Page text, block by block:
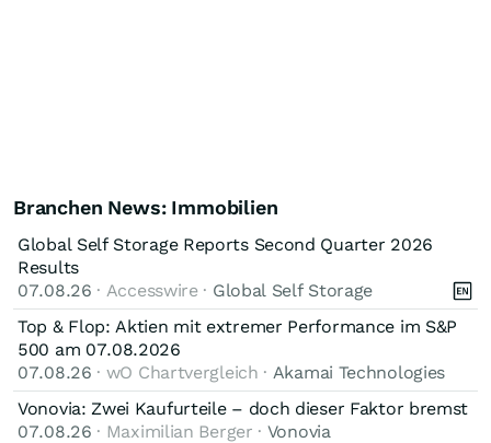
Branchen News: Immobilien
Global Self Storage Reports Second Quarter 2026
Results
07.08.26 · Accesswire · Global Self Storage
Top & Flop: Aktien mit extremer Performance im S&P
500 am 07.08.2026
07.08.26 · wO Chartvergleich · Akamai Technologies
Vonovia: Zwei Kaufurteile – doch dieser Faktor bremst
07.08.26 · Maximilian Berger · Vonovia